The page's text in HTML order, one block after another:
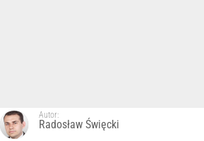
Autor:
Radosław Święcki